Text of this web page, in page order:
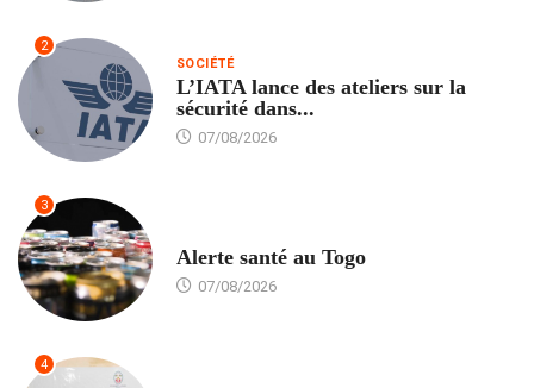
2
SOCIÉTÉ
L’IATA lance des ateliers sur la
sécurité dans...
07/08/2026
3
Alerte santé au Togo
07/08/2026
4